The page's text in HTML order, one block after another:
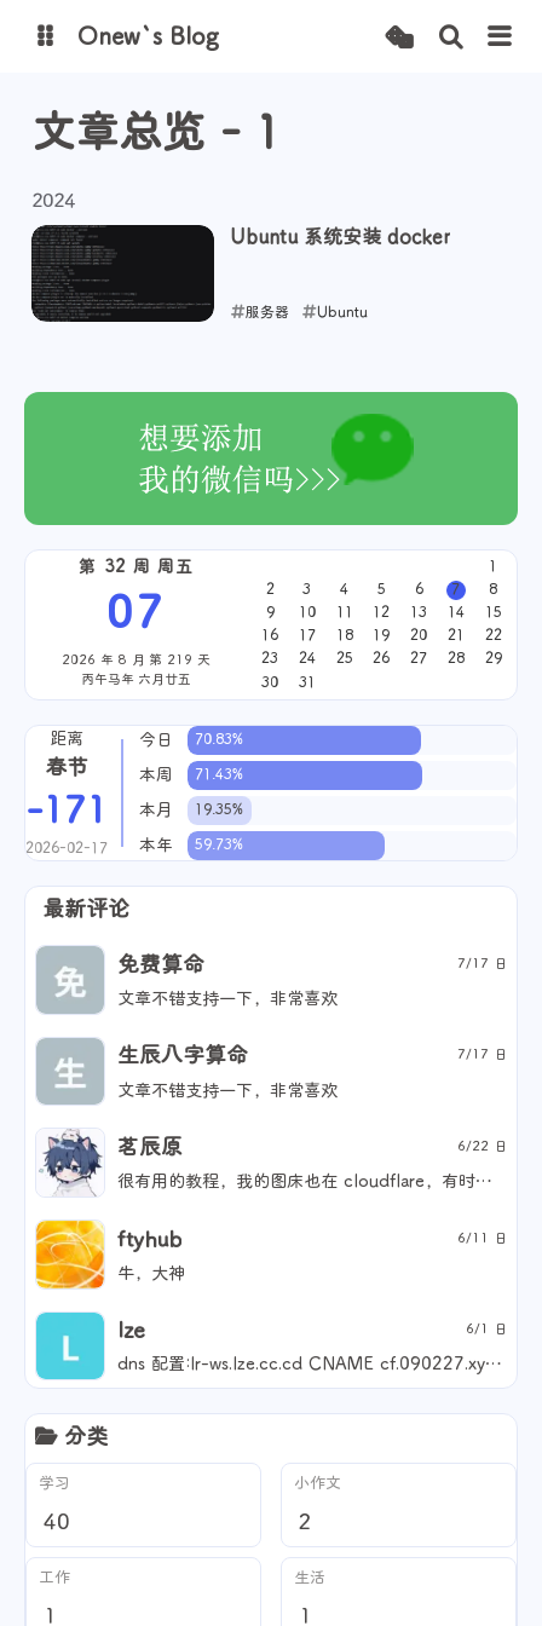
图床
Onew`s Blog
文章总览 - 1
2024
Ubuntu 系统安装 docker
服务器 Ubuntu
第 32 周 周五
07
2026 年 8 月 第 219 天
丙午马年 六月廿五
1
2
3 4 5 6 7
8
9
10 11 12 13 14
15
16
17 18 19 20 21
22
23
24 25 26 27 28
29
30
31
距离
春节
-171
2026-02-17
今日 70.83%
本周 71.43%
本月 19.35%
本年 59.73%
最新评论
免费算命 7/17 日
文章不错支持一下，非常喜欢
生辰八字算命 7/17 日
文章不错支持一下，非常喜欢
茗辰原 6/22 日
很有用的教程，我的图床也在 cloudflare，有时间我也要改一下 (๑・̀ㅁ・́ฅ)
ftyhub 6/11 日
牛，大神
lze 6/1 日
dns 配置:lr-ws.lze.cc.cd CNAME cf.090227.xyz 仅 DNS 自动 work 配置：工人网址生产 websocket.lze.workers.dev 路由 LR-WS.lze.cc.cd/* 是不错了？是不是要在 work 添加一条指向 LR-WS 的？还有博主你没配置图床，我只能放置在我这了图片:https://lze.ccwu.cc/f6bb96d73c2d149dbb16d9c96a6a7e83.png 图片:https://lze.ccwu.cc/fd96b2c4ed57041e1fbda92f5d8bfbfd.png
分类
学习
40
小作文
2
工作
1
生活
1